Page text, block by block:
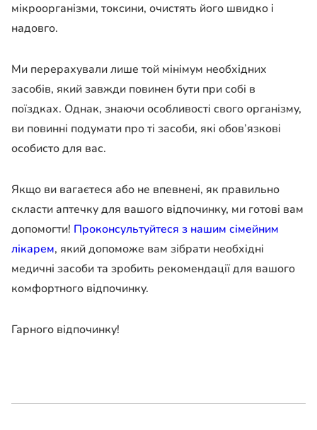
мікроорганізми, токсини, очистять його швидко і
надовго.
Ми перерахували лише той мінімум необхідних
засобів, який завжди повинен бути при собі в
поїздках. Однак, знаючи особливості свого організму,
ви повинні подумати про ті засоби, які обов’язкові
особисто для вас.
Якщо ви вагаєтеся або не впевнені, як правильно
скласти аптечку для вашого відпочинку, ми готові вам
допомогти! Проконсультуйтеся з нашим сімейним
лікарем, який допоможе вам зібрати необхідні
медичні засоби та зробить рекомендації для вашого
комфортного відпочинку.
Гарного відпочинку!